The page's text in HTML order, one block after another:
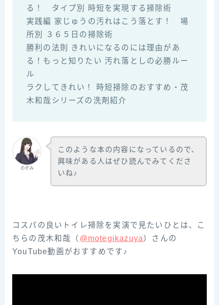
る！ タイプ別 時短を実現する掃除術
実践編 家じゅうの汚れはこう落とす！ 場
所別 ３６５日の掃除術
勝利の法則 きれいになるのには理由があ
る！もっと知りたい 汚れ落としの必勝ルー
ル
ラクしてきれい！ 時短掃除のおすすめ・茂
木和哉シリーズの洗剤紹介
のぞみ
このような本の内容になっているので、
興味がある人はぜひ読んでみてくださ
いね♪
コスパの良いトイレ掃除を実演で見たいひとは、こ
ちらの茂‌木‌和‌哉‌（‌‌ @motegikazuya‌‌）‌さ‌ん‌の‌
YouTube‌動画がおすすめです♪